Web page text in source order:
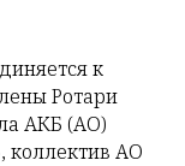
к
Ротари
АКБ (АО)
коллектив АО